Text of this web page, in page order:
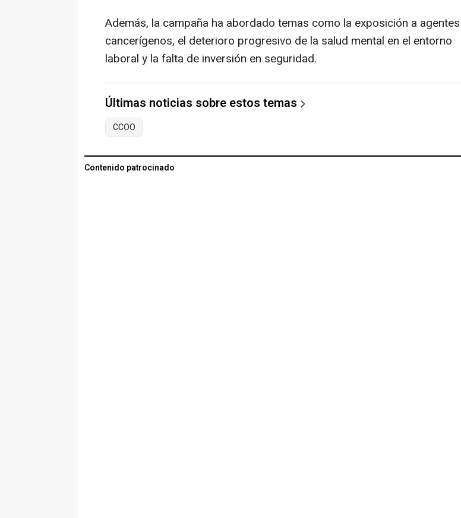
Además, la campaña ha abordado temas como la exposición a agentes
cancerígenos, el deterioro progresivo de la salud mental en el entorno
laboral y la falta de inversión en seguridad.
Últimas noticias sobre estos temas
CCOO
Contenido patrocinado